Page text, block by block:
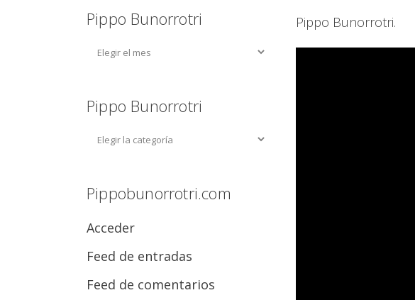
Pippo Bunorrotri
Pippo Bunorrotri
Pippobunorrotri.com
Acceder
Feed de entradas
Feed de comentarios
Pippo Bunorrotri.